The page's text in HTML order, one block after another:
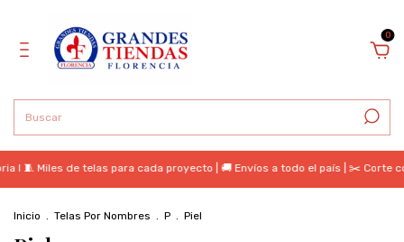
0
de telas para cada proyecto | 🚚 Envíos a todo el país | ✂️ Corte
Inicio . Telas Por Nombres . P . Piel